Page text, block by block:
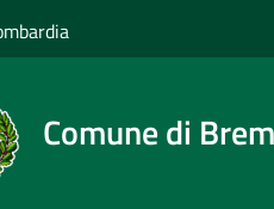
Comune di